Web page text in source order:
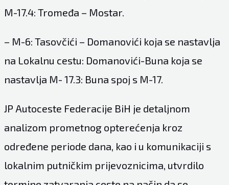
M-17.4: Tromeđa – Mostar.
– M-6: Tasovčići – Domanovići koja se nastavlja
na Lokalnu cestu: Domanovići-Buna koja se
nastavlja M- 17.3: Buna spoj s M-17.
JP Autoceste Federacije BiH je detaljnom
analizom prometnog opterećenja kroz
određene periode dana, kao i u komunikaciji s
lokalnim putničkim prijevoznicima, utvrdilo